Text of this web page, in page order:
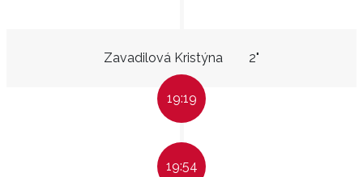
Zavadilová Kristýna 2"
19:19
19:54